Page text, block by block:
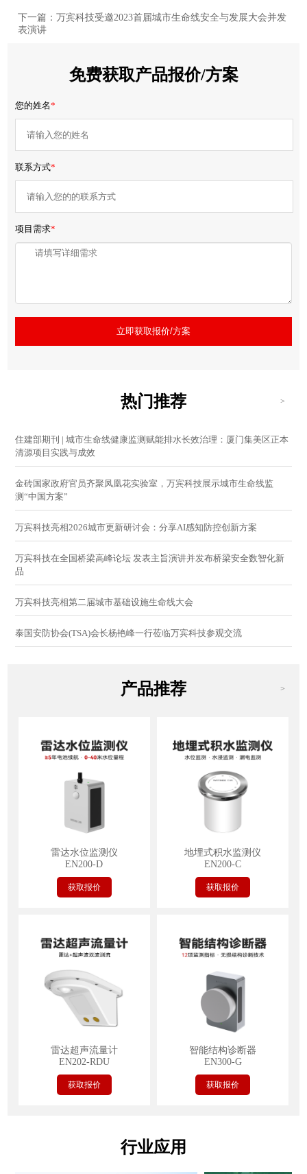
下一篇：万宾科技受邀2023首届城市生命线安全与发展大会并发
表演讲
免费获取产品报价/方案
您的姓名*
联系方式*
项目需求*
立即获取报价/方案
热门推荐 >
住建部期刊 | 城市生命线健康监测赋能排水长效治理：厦门集美区正本
清源项目实践与成效
金砖国家政府官员齐聚凤凰花实验室，万宾科技展示城市生命线监
测“中国方案”
万宾科技亮相2026城市更新研讨会：分享AI感知防控创新方案
万宾科技在全国桥梁高峰论坛 发表主旨演讲并发布桥梁安全数智化新
品
万宾科技亮相第二届城市基础设施生命线大会
泰国安防协会(TSA)会长杨艳峰一行莅临万宾科技参观交流
产品推荐 >
雷达水位监测仪
EN200-D
获取报价
地埋式积水监测仪
EN200-C
获取报价
雷达超声流量计
EN202-RDU
获取报价
智能结构诊断器
EN300-G
获取报价
行业应用